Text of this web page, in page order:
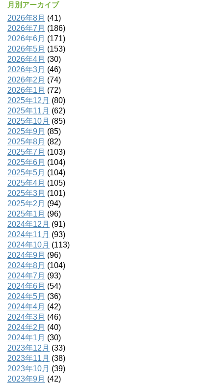
月別アーカイブ
2026年8月 (41)
2026年7月 (186)
2026年6月 (171)
2026年5月 (153)
2026年4月 (30)
2026年3月 (46)
2026年2月 (74)
2026年1月 (72)
2025年12月 (80)
2025年11月 (62)
2025年10月 (85)
2025年9月 (85)
2025年8月 (82)
2025年7月 (103)
2025年6月 (104)
2025年5月 (104)
2025年4月 (105)
2025年3月 (101)
2025年2月 (94)
2025年1月 (96)
2024年12月 (91)
2024年11月 (93)
2024年10月 (113)
2024年9月 (96)
2024年8月 (104)
2024年7月 (93)
2024年6月 (54)
2024年5月 (36)
2024年4月 (42)
2024年3月 (46)
2024年2月 (40)
2024年1月 (30)
2023年12月 (33)
2023年11月 (38)
2023年10月 (39)
2023年9月 (42)